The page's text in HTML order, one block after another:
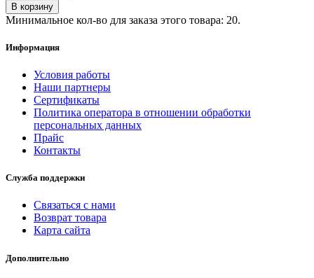
В корзину
Минимальное кол-во для заказа этого товара: 20.
Информация
Условия работы
Наши партнеры
Сертификаты
Политика оператора в отношении обработки
персональных данных
Прайс
Контакты
Служба поддержки
Связаться с нами
Возврат товара
Карта сайта
Дополнительно